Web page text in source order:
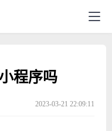
程序吗
2023-03-21 22:09:11